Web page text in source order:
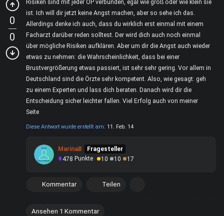
0
0
Risiken sind mit jeder OP verbunden, egal wie groß oder wie klein sie
ist. Ich will dir jetzt keine Angst machen, aber so sehe ich das.
Allerdings denke ich auch, dass du wirklich erst einmal mit einem
Facharzt darüber reden solltest. Der wird dich auch noch einmal
über mögliche Risiken aufklären. Aber um dir die Angst auch wieder
etwas zu nehmen: die Wahrscheinlichkeit, dass bei einer
Brustvergrößerung etwas passiert, ist sehr sehr gering. Vor allem in
Deutschland sind die Örzte sehr kompetent. Also, wie gesagt: geh
zu einem Experten und lass dich beraten. Danach wird dir die
Entscheidung sicher leichter fallen. Viel Erfolg auch von meiner
Seite
Diese Antwort wurde erstellt am: 11. Feb. 14
MarinaB
Fragesteller
478 Punkte 10 10 17
Kommentar Teilen
Ansehen 1 Kommentar